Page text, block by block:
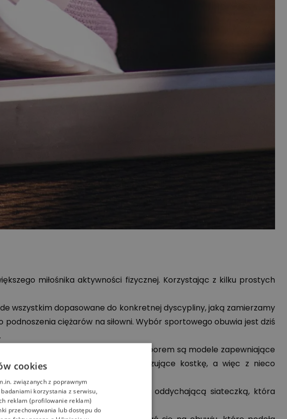
miłośnika aktywności fizycznej. Korzystając z kilku prostych
wszystkim dopasowane do konkretnej dyscypliny, jaką zamierzamy
ciężarów na siłowni. Wybór sportowego obuwia jest dziś
dynamice ruchów. Właściwym wyborem są modele zapewniające
są też produkty dodatkowo stabilizujące kostkę, a więc z nieco
na orbitreku polecane są buty z oddychającą siateczką, która
zwiększona amortyzacja.
cookies
związanych z poprawnym
korzystania z serwisu,
reklam (profilowanie reklam)
przechowywania lub dostępu do